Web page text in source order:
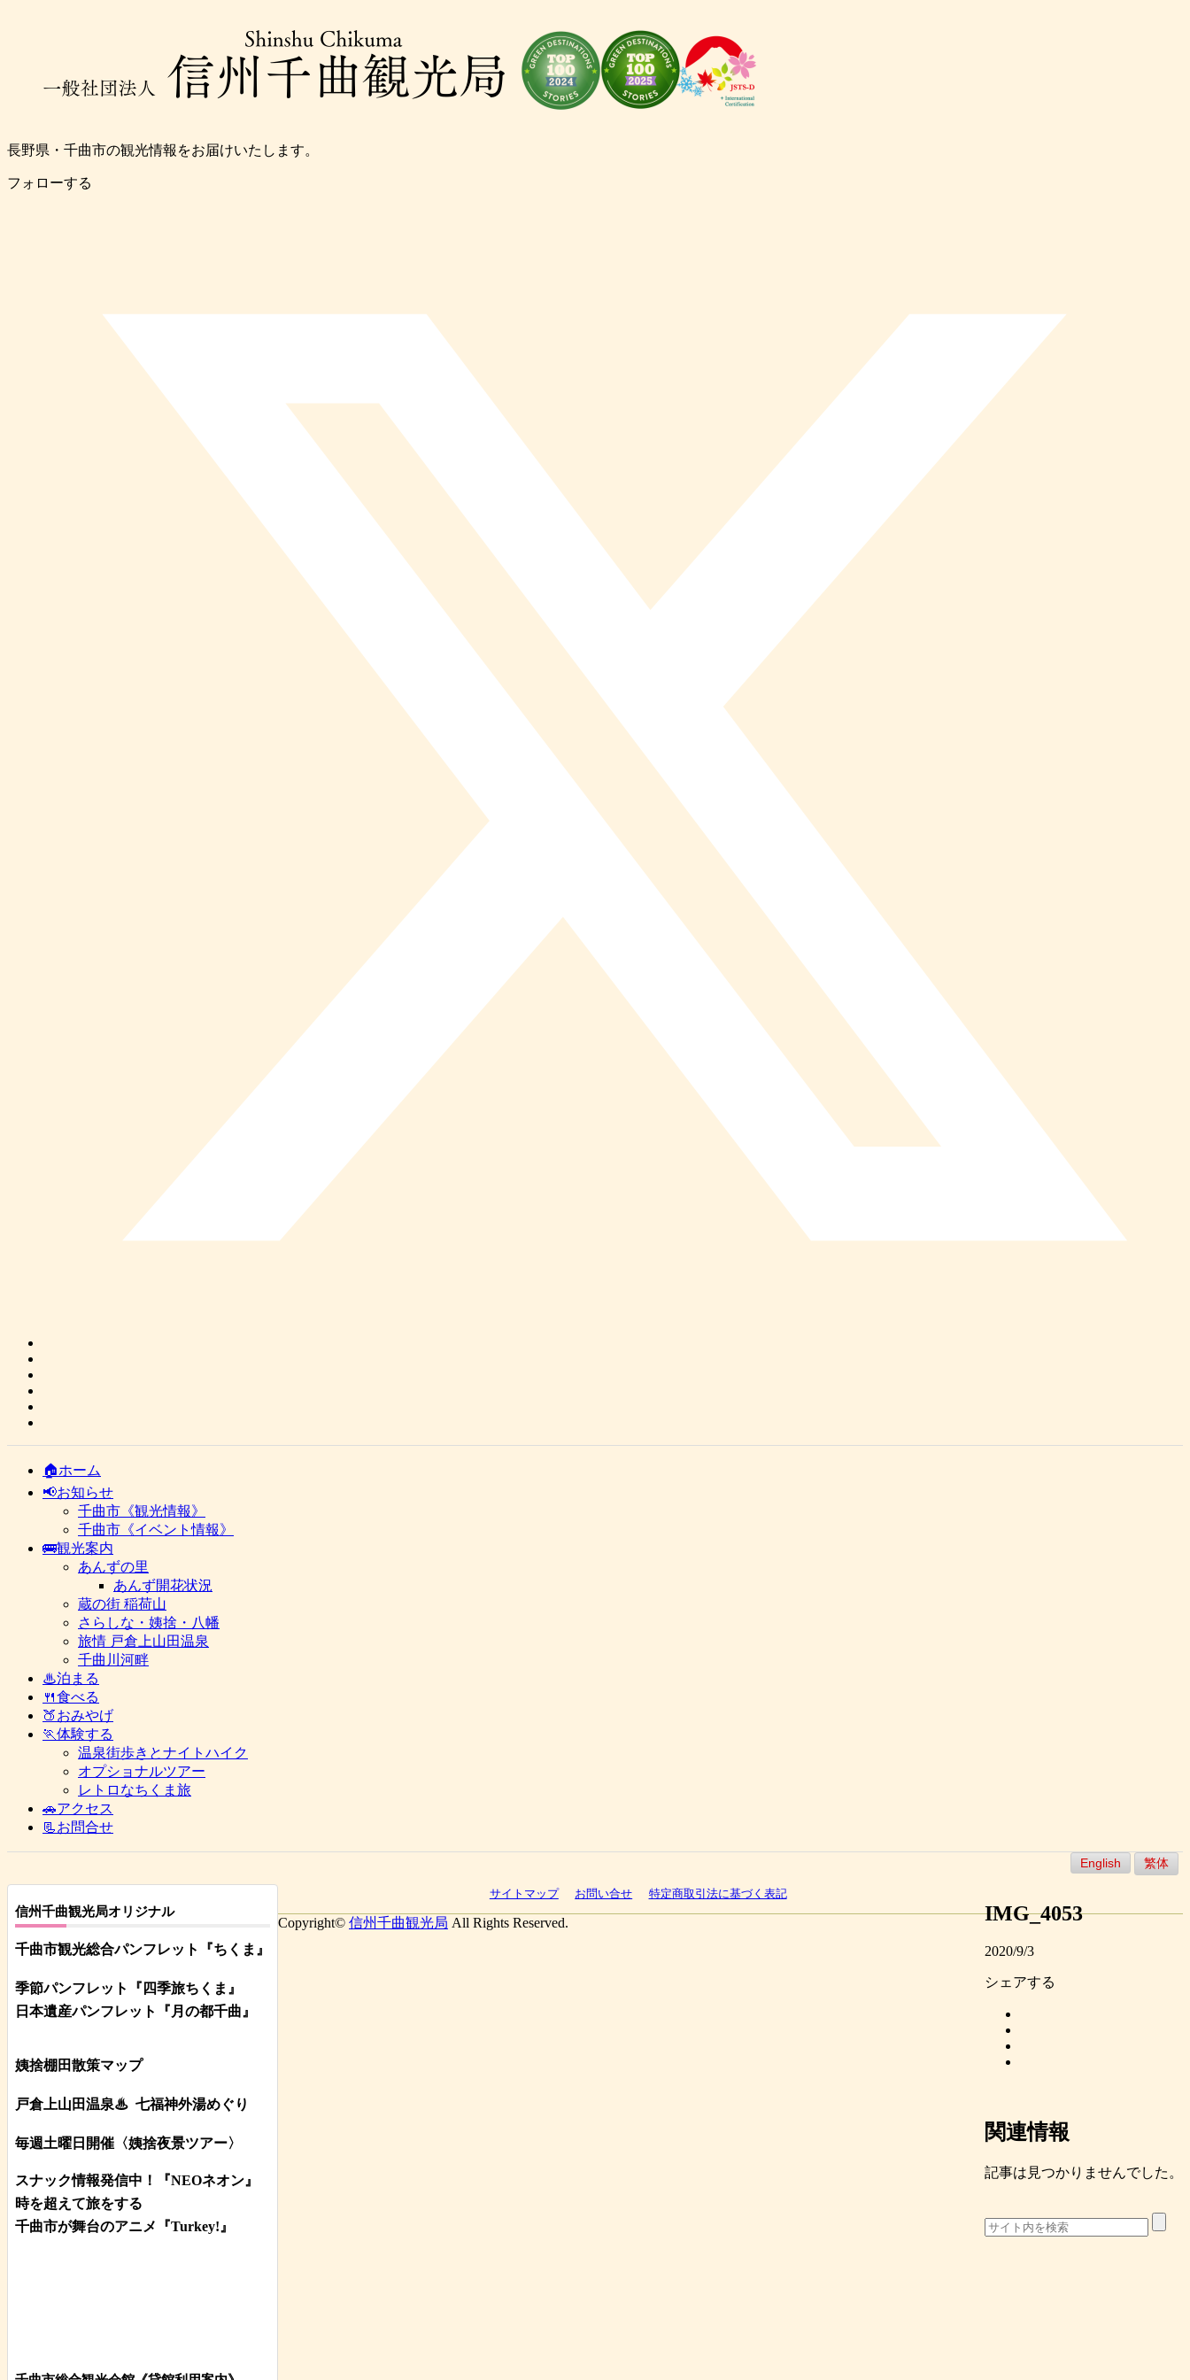
長野県・千曲市の観光情報をお届けいたします。
フォローする
🏠ホーム
📢お知らせ
千曲市《観光情報》
千曲市《イベント情報》
🚌観光案内
あんずの里
あんず開花状況
蔵の街 稲荷山
さらしな・姨捨・八幡
旅情 戸倉上山田温泉
千曲川河畔
♨泊まる
🍴食べる
🍑おみやげ
🏃体験する
温泉街歩きとナイトハイク
オプショナルツアー
レトロなちくま旅
🚗アクセス
📃お問合せ
English 繁体
IMG_4053
2020/9/3
シェアする
関連情報
記事は見つかりませんでした。
信州千曲観光局オリジナル
千曲市観光総合パンフレット 『ちくま』
季節パンフレット『四季旅ちくま』
日本遺産パンフレット
『月の都千曲』
姨捨棚田散策マップ
戸倉上山田温泉♨ 七福神外湯めぐり
毎週土曜日開催〈姨捨夜景ツアー〉
スナック情報発信中！『NEOネオン』
時を超えて旅をする
千曲市が舞台のアニメ『Turkey!』
サイトマップ お問い合せ 特定商取引法に基づく表記
Copyright© 信州千曲観光局 All Rights Reserved.